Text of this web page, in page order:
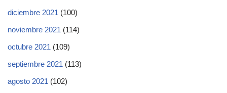
diciembre 2021 (100)
noviembre 2021 (114)
octubre 2021 (109)
septiembre 2021 (113)
agosto 2021 (102)